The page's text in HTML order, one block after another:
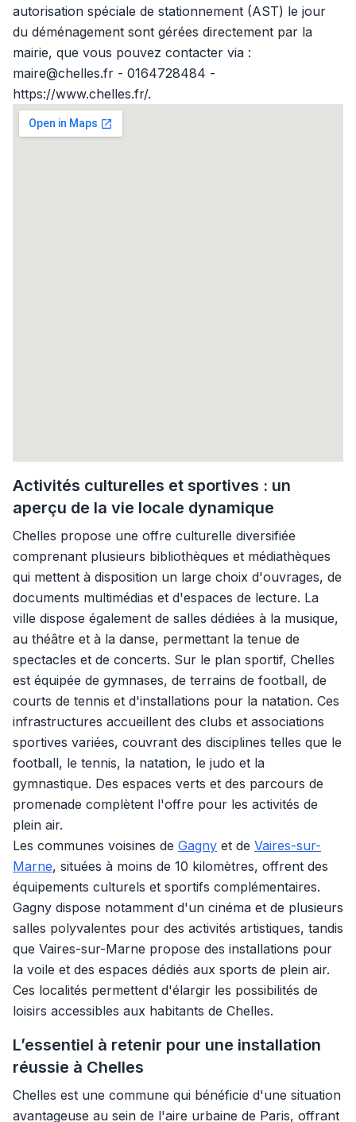
autorisation spéciale de stationnement (AST) le jour
du déménagement sont gérées directement par la
mairie, que vous pouvez contacter via :
maire@chelles.fr - 0164728484 -
https://www.chelles.fr/.
Activités culturelles et sportives : un
aperçu de la vie locale dynamique
Chelles propose une offre culturelle diversifiée
comprenant plusieurs bibliothèques et médiathèques
qui mettent à disposition un large choix d'ouvrages, de
documents multimédias et d'espaces de lecture. La
ville dispose également de salles dédiées à la musique,
au théâtre et à la danse, permettant la tenue de
spectacles et de concerts. Sur le plan sportif, Chelles
est équipée de gymnases, de terrains de football, de
courts de tennis et d'installations pour la natation. Ces
infrastructures accueillent des clubs et associations
sportives variées, couvrant des disciplines telles que le
football, le tennis, la natation, le judo et la
gymnastique. Des espaces verts et des parcours de
promenade complètent l'offre pour les activités de
plein air.
Les communes voisines de Gagny et de Vaires-sur-
Marne, situées à moins de 10 kilomètres, offrent des
équipements culturels et sportifs complémentaires.
Gagny dispose notamment d'un cinéma et de plusieurs
salles polyvalentes pour des activités artistiques, tandis
que Vaires-sur-Marne propose des installations pour
la voile et des espaces dédiés aux sports de plein air.
Ces localités permettent d'élargir les possibilités de
loisirs accessibles aux habitants de Chelles.
L’essentiel à retenir pour une installation
réussie à Chelles
Chelles est une commune qui bénéficie d'une situation
avantageuse au sein de l'aire urbaine de Paris, offrant